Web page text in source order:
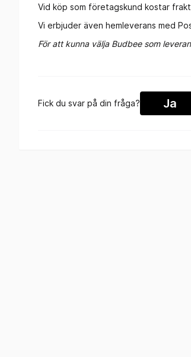
Vid köp som företagskund kostar
Vi erbjuder även hemleverans med
För att kunna välja Budbee som
Fick du svar på din fråga? Ja